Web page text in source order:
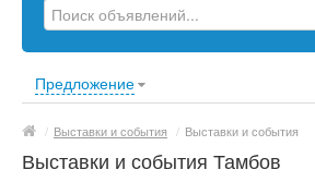
Оборудование
Предложение
/ Выставки и события / Выставки и события
Выставки и события Тамбов